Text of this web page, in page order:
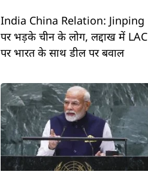
India China Relation: Jinping
पर भड़के चीन के लोग, लद्दाख में LAC
पर भारत के साथ डील पर बवाल